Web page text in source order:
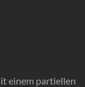
einem partiellen